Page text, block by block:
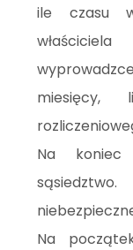
ile czasu
Na
Na